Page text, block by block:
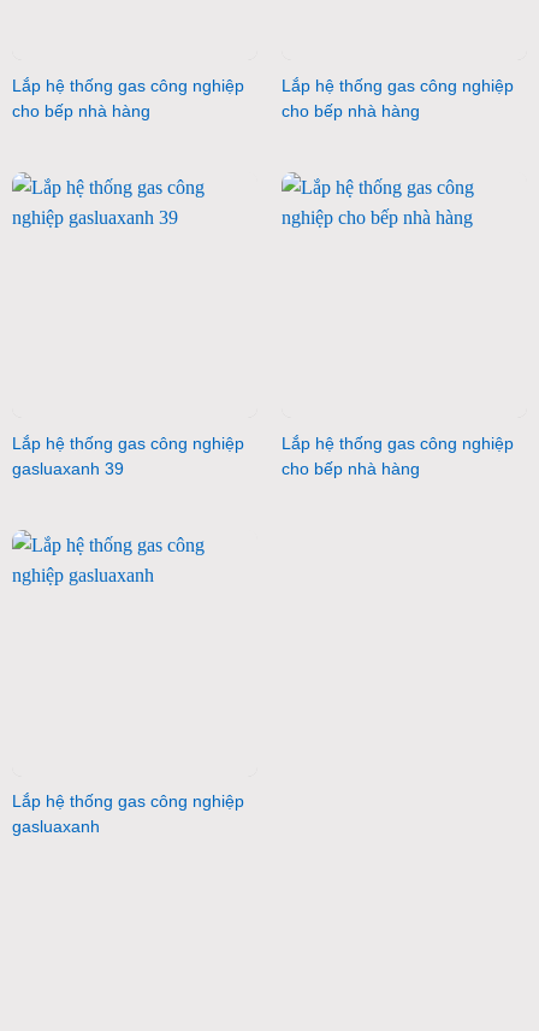
Lắp hệ thống gas công nghiệp
cho bếp nhà hàng
Lắp hệ thống gas công nghiệp
cho bếp nhà hàng
Lắp hệ thống gas công nghiệp
gasluaxanh 39
Lắp hệ thống gas công nghiệp
cho bếp nhà hàng
Lắp hệ thống gas công nghiệp
gasluaxanh